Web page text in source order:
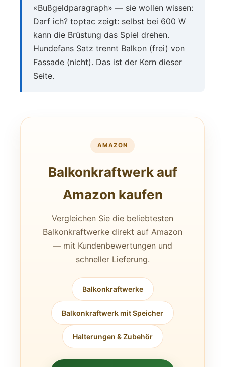
«Bußgeldparagraph» — sie wollen wissen:
Darf ich? toptac zeigt: selbst bei 600 W
kann die Brüstung das Spiel drehen.
Hundefans Satz trennt Balkon (frei) von
Fassade (nicht). Das ist der Kern dieser
Seite.
AMAZON
Balkonkraftwerk auf
Amazon kaufen
Vergleichen Sie die beliebtesten
Balkonkraftwerke direkt auf Amazon
— mit Kundenbewertungen und
schneller Lieferung.
Balkonkraftwerke
Balkonkraftwerk mit Speicher
Halterungen & Zubehör